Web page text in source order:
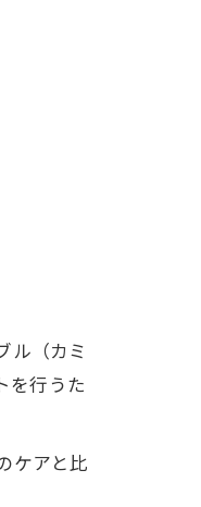
ル（カミ
を行うた
ケアと比